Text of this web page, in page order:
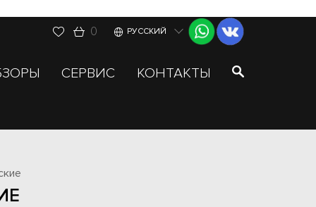
0 РУССКИЙ
СЕРВИС КОНТАКТЫ